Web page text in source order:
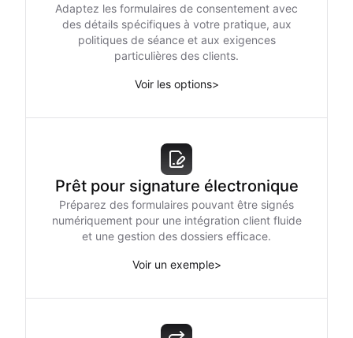
Adaptez les formulaires de consentement avec
des détails spécifiques à votre pratique, aux
politiques de séance et aux exigences
particulières des clients.
Voir les options>
Prêt pour signature électronique
Préparez des formulaires pouvant être signés
numériquement pour une intégration client fluide
et une gestion des dossiers efficace.
Voir un exemple>